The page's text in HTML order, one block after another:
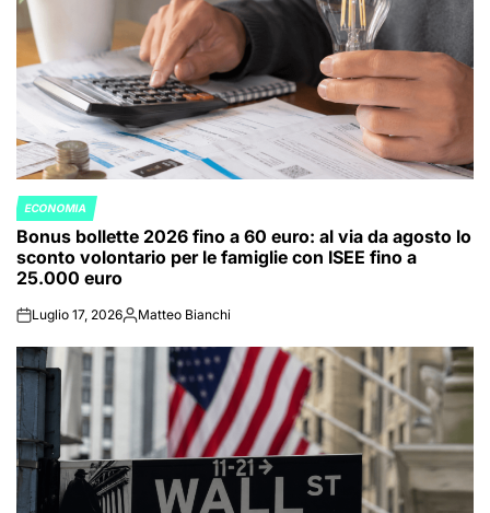
POSTED
IN
ECONOMIA
Bonus bollette 2026 fino a 60 euro: al via da agosto lo
sconto volontario per le famiglie con ISEE fino a
25.000 euro
onLuglio 17, 2026Posted
Matteo Bianchi